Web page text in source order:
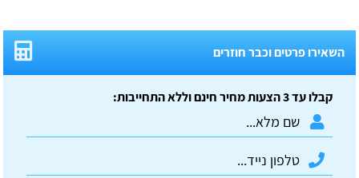
השאירו פרטים וכבר חוזרים
קבלו עד 3 הצעות מחיר חינם וללא התחייבות: